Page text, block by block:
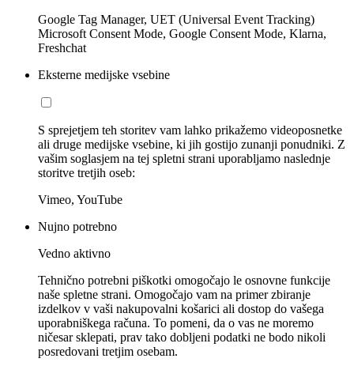
Google Tag Manager, UET (Universal Event Tracking)
Microsoft Consent Mode, Google Consent Mode, Klarna,
Freshchat
Eksterne medijske vsebine
S sprejetjem teh storitev vam lahko prikažemo videoposnetke
ali druge medijske vsebine, ki jih gostijo zunanji ponudniki. Z
vašim soglasjem na tej spletni strani uporabljamo naslednje
storitve tretjih oseb:
Vimeo, YouTube
Nujno potrebno
Vedno aktivno
Tehnično potrebni piškotki omogočajo le osnovne funkcije
naše spletne strani. Omogočajo vam na primer zbiranje
izdelkov v vaši nakupovalni košarici ali dostop do vašega
uporabniškega računa. To pomeni, da o vas ne moremo
ničesar sklepati, prav tako dobljeni podatki ne bodo nikoli
posredovani tretjim osebam.